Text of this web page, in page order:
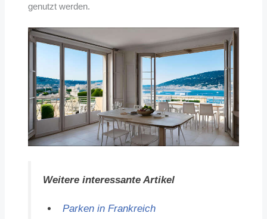
genutzt werden.
Weitere interessante Artikel
Parken in Frankreich